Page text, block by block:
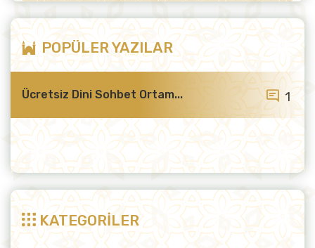
POPÜLER YAZILAR
Ücretsiz Dini Sohbet Ortam... 1
KATEGORİLER